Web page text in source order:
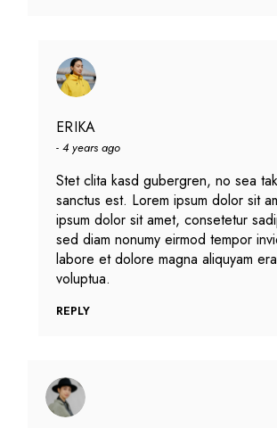
ERIKA
4 years ago
Stet clita kasd gubergren, no sea
sanctus est. Lorem ipsum dolor sit
ipsum dolor sit amet, consetetur
sed diam nonumy eirmod tempor
labore et dolore magna aliquyam
voluptua.
REPLY